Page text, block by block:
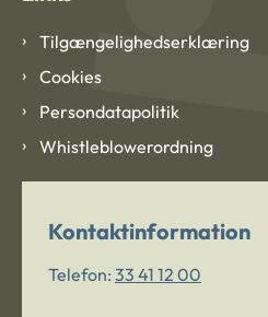
Tilgængelighedserklæring
Cookies
Persondatapolitik
Whistleblowerordning
Kontaktinformation
Telefon: 33 41 12 00